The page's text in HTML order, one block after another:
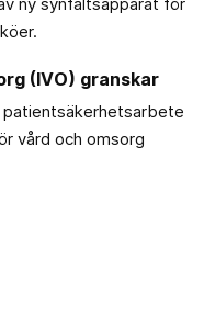
ny synfältsapparat för
(IVO) granskar
vård och omsorg